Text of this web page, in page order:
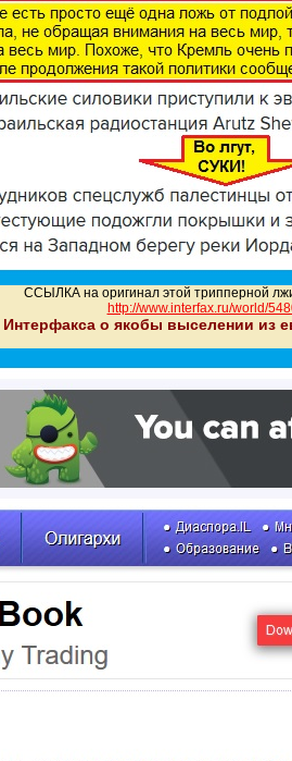
ССЫЛКА на оригинал этой трипперной
http://www.interfax.ru/world/
о якобы выселении из